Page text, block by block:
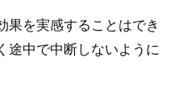
果を実感することはでき
途中で中断しないように